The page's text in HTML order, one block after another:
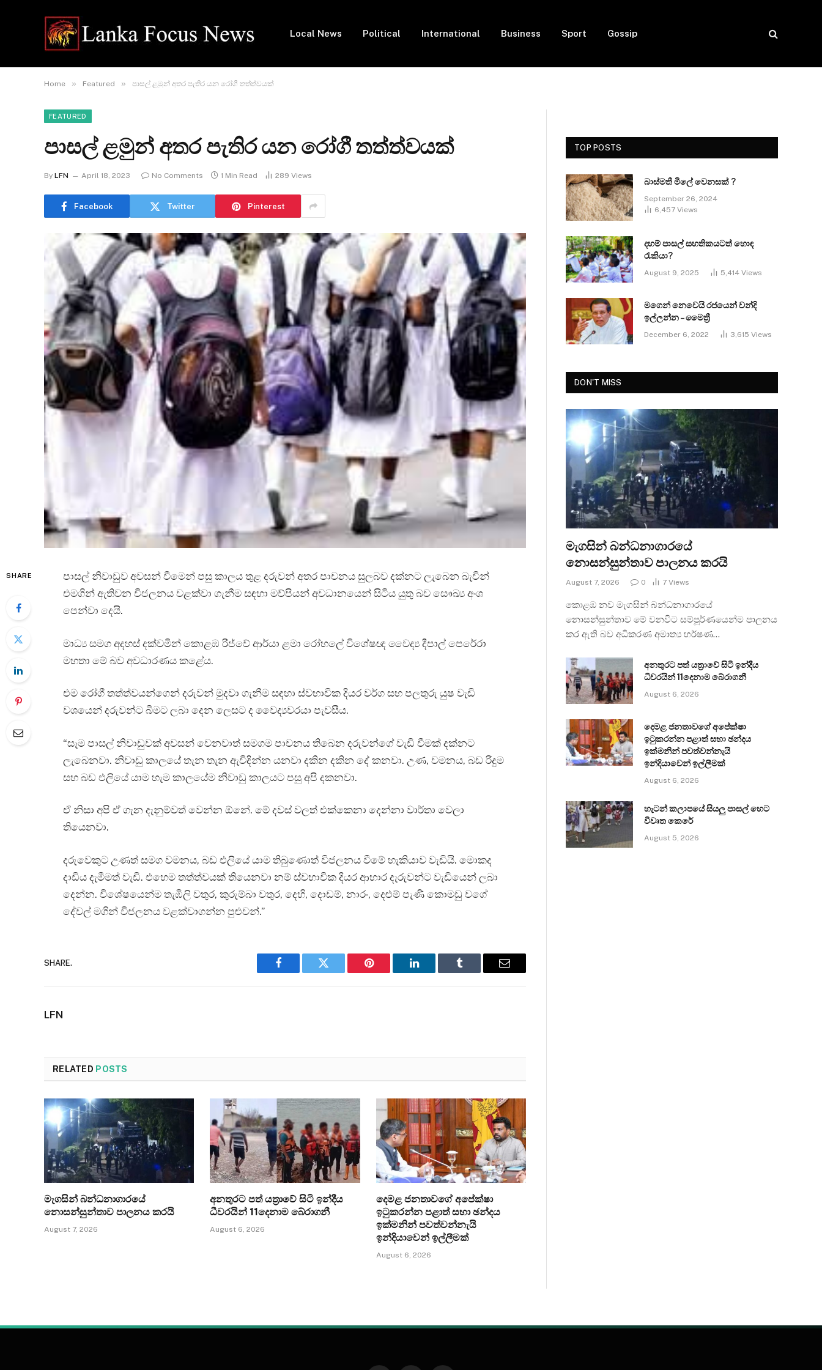
Local News Political International Business Sport Gossip
Home » Featured » පාසල් ළමුන් අතර පැතිර යන රෝගී තත්ත්වයක්
FEATURED
පාසල් ළමුන් අතර පැතිර යන රෝගී තත්ත්වයක්
By LFN April 18, 2023 No Comments 1 Min Read 289 Views
Facebook Twitter Pinterest
SHARE
පාසල් නිවාඩුව අවසන් වීමෙන් පසු කාලය තුළ දරුවන් අතර පාචනය සුලබව දක්නට ලැබෙන බැවින්
එමගින් ඇතිවන විජලනය වළක්වා ගැනීම සඳහා මව්පියන් අවධානයෙන් සිටිය යුතු බව සෞඛ්‍ය අංශ
පෙන්වා දෙයි.
මාධ්‍ය සමග අදහස් දක්වමින් කොළඹ රිජ්වේ ආර්යා ළමා රෝහලේ විශේෂඥ වෛද්‍ය දීපාල් පෙරේරා
මහතා මේ බව අවධාරණය කළේය.
එම රෝගී තත්ත්වයන්ගෙන් දරුවන් මුදවා ගැනීම සඳහා ස්වභාවික දියර වර්ග සහ පලතුරු යුෂ වැඩි
වශයෙන් දරුවන්ට බීමට ලබා දෙන ලෙසට ද වෛද්‍යවරයා පැවසීය.
“සෑම පාසල් නිවාඩුවක් අවසන් වෙනවාත් සමගම පාචනය තිබෙන දරුවන්ගේ වැඩි වීමක් දක්නට
ලැබෙනවා. නිවාඩු කාලයේ තැන තැන ඇවිදින්න යනවා දකින දකින දේ කනවා. උණ, වමනය, බඩ රිදුම
සහ බඩ එලියේ යාම හැම කාලයේම නිවාඩු කාලයට පසු අපි දකනවා.
ඒ නිසා අපි ඒ ගැන දැනුම්වත් වෙන්න ඕනේ. මේ දවස් වලත් එක්කෙනා දෙන්නා වාර්තා වෙලා
තියෙනවා.
දරුවෙකුට උණත් සමග වමනය, බඩ එලියේ යාම තිබුණොත් විජලනය වීමේ හැකියාව වැඩියි. මොකද
දාඩිය දැමීමත් වැඩි. එහෙම තත්ත්වයක් තියෙනවා නම් ස්වභාවික දියර ආහාර දැරුවන්ට වැඩියෙන් ලබා
දෙන්න. විශේෂයෙන්ම තැඹිලි වතුර, කුරුම්බා වතුර, දෙහි, දොඩම්, නාරං, දෙළුම් පැණි කොමඩු වගේ
දේවල් මගින් විජලනය වළක්වාගන්න පුළුවන්.”
SHARE.
Facebook Twitter Pinterest LinkedIn Tumblr Email
LFN
RELATED POSTS
මැගසින් බන්ධනාගාරයේ
නොසන්සුන්තාව පාලනය කරයි
August 7, 2026
අනතුරට පත් යත්‍රාවේ සිටි ඉන්දීය
ධීවරයින් 11දෙනාම බේරාගනී
August 6, 2026
දෙමළ ජනතාවගේ අපේක්ෂා
ඉටුකරන්න පළාත් සභා ඡන්දය
ඉක්මනින් පවත්වන්නැයි
ඉන්දියාවෙන් ඉල්ලීමක්
August 6, 2026
TOP POSTS
බාස්මතී මිලේ වෙනසක් ?
September 26, 2024
6,457 Views
දහම් පාසල් සහතිකයටත් හොඳ
රැකියා?
August 9, 2025 5,414 Views
මගෙන් නෙවෙයි රජයෙන් වන්දි
ඉල්ලන්න – මෛත්‍රී
December 6, 2022 3,615 Views
DON'T MISS
මැගසින් බන්ධනාගාරයේ
නොසන්සුන්තාව පාලනය කරයි
August 7, 2026 0 7 Views
කොළඹ නව මැගසින් බන්ධනාගාරයේ
නොසන්සුන්තාව මේ වනවිට සම්පූර්ණයෙන්ම පාලනය
කර ඇති බව අධිකරණ අමාත්‍ය හර්ෂණ…
අනතුරට පත් යත්‍රාවේ සිටි ඉන්දීය
ධීවරයින් 11දෙනාම බේරාගනී
August 6, 2026
දෙමළ ජනතාවගේ අපේක්ෂා
ඉටුකරන්න පළාත් සභා ඡන්දය
ඉක්මනින් පවත්වන්නැයි
ඉන්දියාවෙන් ඉල්ලීමක්
August 6, 2026
හැටන් කලාපයේ සියලු පාසල් හෙට
විවෘත කෙරේ
August 5, 2026